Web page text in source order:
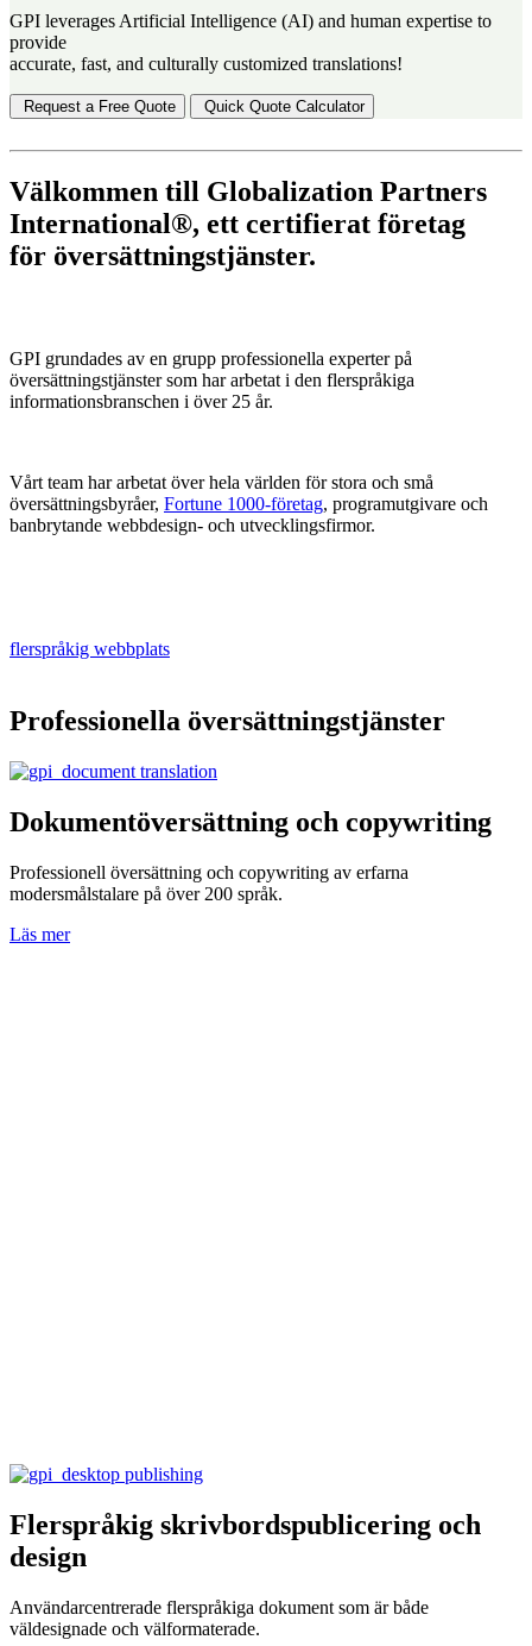
GPI leverages Artificial Intelligence (AI) and human expertise to
provide
accurate, fast, and culturally customized translations!
Request a Free Quote Quick Quote Calculator
Välkommen till Globalization Partners
International®, ett certifierat företag
för översättningstjänster.
GPI grundades av en grupp professionella experter på
översättningstjänster som har arbetat i den flerspråkiga
informationsbranschen i över 25 år.
Vårt team har arbetat över hela världen för stora och små
översättningsbyråer, Fortune 1000-företag, programutgivare och
banbrytande webbdesign- och utvecklingsfirmor.
flerspråkig webbplats
Professionella översättningstjänster
Dokumentöversättning och copywriting
Professionell översättning och copywriting av erfarna
modersmålstalare på över 200 språk.
Läs mer
Flerspråkig skrivbordspublicering och
design
Användarcentrerade flerspråkiga dokument som är både
väldesignade och välformaterade.